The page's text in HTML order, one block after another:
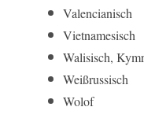
Valencianisch
Vietnamesisch
Walisisch,
Weißrussisch
Wolof